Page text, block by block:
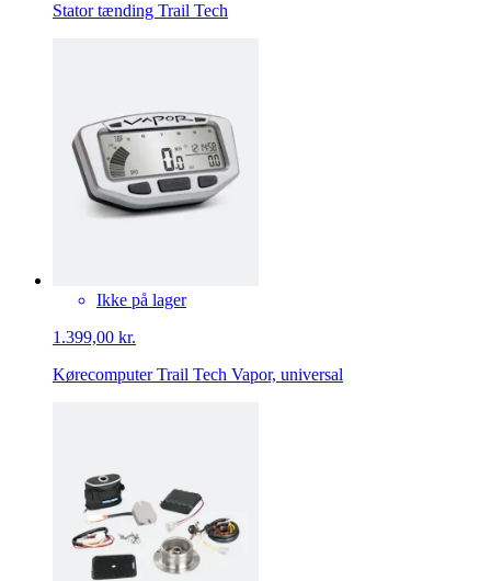
Stator tænding Trail Tech
Ikke på lager
1.399,00 kr.
Kørecomputer Trail Tech Vapor, universal